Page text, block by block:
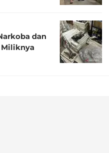
dan
Miliknya